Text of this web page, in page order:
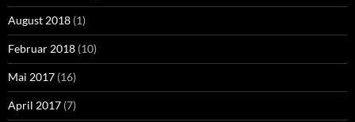
August 2018 (1)
Februar 2018 (10)
Mai 2017 (16)
April 2017 (7)